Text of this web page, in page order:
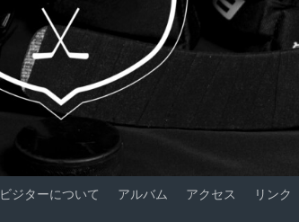
ビジターについて アルバム アクセス リンク